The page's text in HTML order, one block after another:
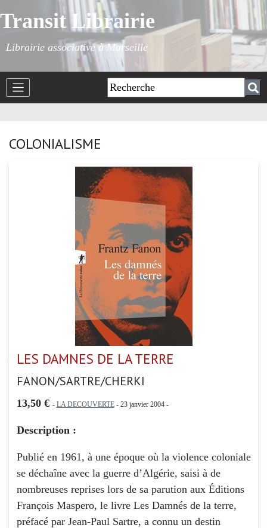
Transit Librairie
Librairie associative à Marseille
COLONIALISME
LES DAMNES DE LA TERRE
FANON/SARTRE/CHERKI
13,50 € - LA DECOUVERTE- 23 janvier 2004 -
Description :
Publié en 1961, à une époque où la violence coloniale
se déchaîne avec la guerre d’Algérie, saisi à de
nombreuses reprises lors de sa parution aux Éditions
François Maspero, le livre Les Damnés de la terre,
préfacé par Jean-Paul Sartre, a connu un destin